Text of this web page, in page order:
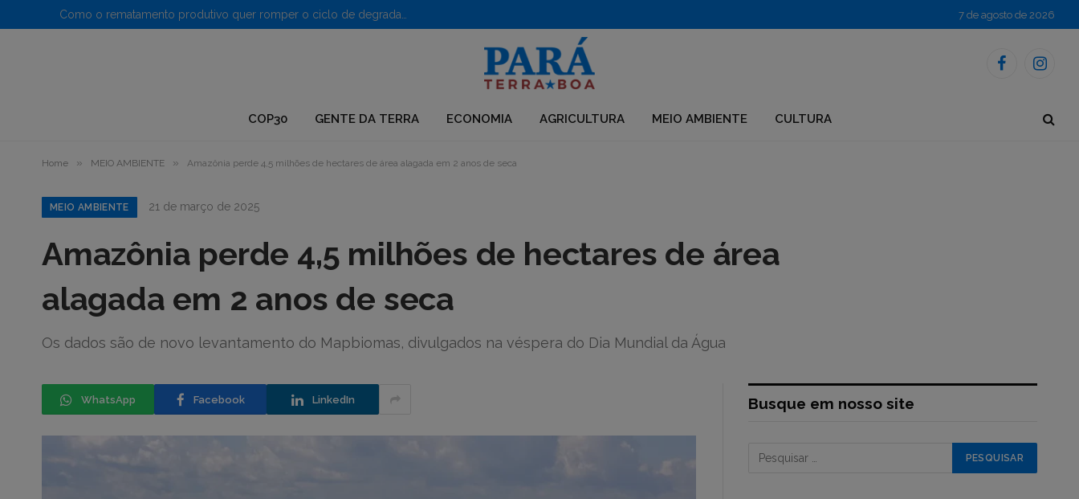
7 de agosto de 2026
Facebook
COP30 GENTE DA TERRA ECONOMIA AGRICULTURA MEIO AMBIENTE CULTURA
Home » MEIO AMBIENTE » Amazônia perde 4,5 milhões de hectares de área alagada em 2 anos de seca
MEIO AMBIENTE 21 de março de 2025
Amazônia perde 4,5 milhões de hectares de área
alagada em 2 anos de seca
Os dados são de novo levantamento do Mapbiomas, divulgados na véspera do Dia Mundial da Água
WhatsApp Facebook LinkedIn Busque em nosso site